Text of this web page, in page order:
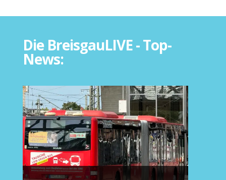
Die BreisgauLIVE - Top-
News: